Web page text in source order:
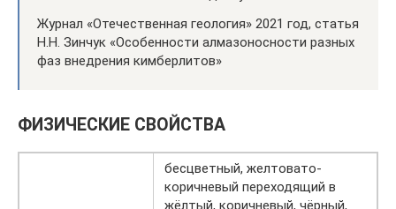
Журнал «Отечественная геология» 2021 год, статья
Н.Н. Зинчук «Особенности алмазоносности разных
фаз внедрения кимберлитов»
ФИЗИЧЕСКИЕ СВОЙСТВА
бесцветный, желтовато-
коричневый переходящий в
жёлтый, коричневый, чёрный,